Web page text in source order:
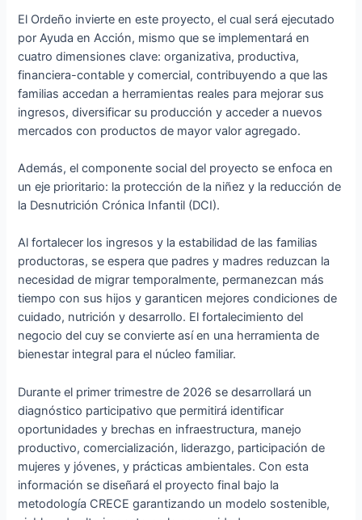
El Ordeño invierte en este proyecto, el cual será ejecutado
por Ayuda en Acción, mismo que se implementará en
cuatro dimensiones clave: organizativa, productiva,
financiera-contable y comercial, contribuyendo a que las
familias accedan a herramientas reales para mejorar sus
ingresos, diversificar su producción y acceder a nuevos
mercados con productos de mayor valor agregado.
Además, el componente social del proyecto se enfoca en
un eje prioritario: la protección de la niñez y la reducción de
la Desnutrición Crónica Infantil (DCI).
Al fortalecer los ingresos y la estabilidad de las familias
productoras, se espera que padres y madres reduzcan la
necesidad de migrar temporalmente, permanezcan más
tiempo con sus hijos y garanticen mejores condiciones de
cuidado, nutrición y desarrollo. El fortalecimiento del
negocio del cuy se convierte así en una herramienta de
bienestar integral para el núcleo familiar.
Durante el primer trimestre de 2026 se desarrollará un
diagnóstico participativo que permitirá identificar
oportunidades y brechas en infraestructura, manejo
productivo, comercialización, liderazgo, participación de
mujeres y jóvenes, y prácticas ambientales. Con esta
información se diseñará el proyecto final bajo la
metodología CRECE garantizando un modelo sostenible,